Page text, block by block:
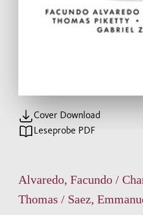
Cover Download
Leseprobe PDF
Alvaredo, Facundo /
Thomas / Saez,